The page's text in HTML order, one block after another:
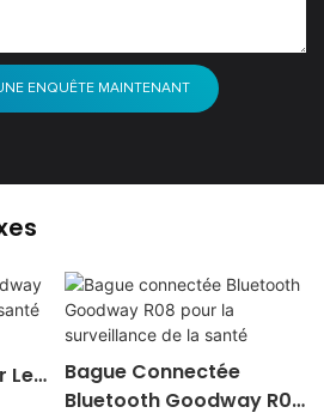
ENQUÊTE MAINTENANT
Le
Bague Connectée
Bluetooth Goodway R08